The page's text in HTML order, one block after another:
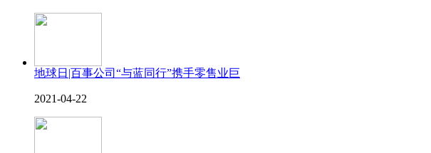
地球日|百事公司“与蓝同行”携手零售业巨
2021-04-22